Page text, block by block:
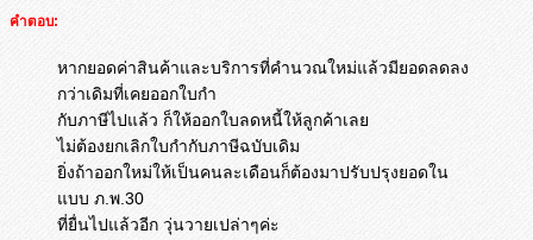
คำตอบ:
หากยอดค่าสินค้าและบริการที่คำนวณใหม่แล้วมียอดลดลง
กว่าเดิมที่เคยออกใบกำ
กับภาษีไปแล้ว ก็ให้ออกใบลดหนี้ให้ลูกค้าเลย
ไม่ต้องยกเลิกใบกำกับภาษีฉบับเดิม
ยิ่งถ้าออกใหม่ให้เป็นคนละเดือนก็ต้องมาปรับปรุงยอดใน
แบบ ภ.พ.30
ที่ยื่นไปแล้วอีก วุ่นวายเปล่าๆค่ะ